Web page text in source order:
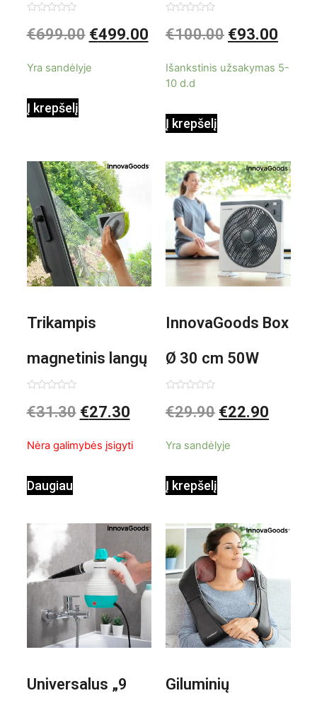
kondicionierius
0
iš
€699.00 €499.00
Yra sandėlyje
Į krepšelį
be ašmenų 3in1
0
iš
€100.00 €93.00
Išankstinis užsakymas 5-
10 d.d
Į krepšelį
Trikampis
magnetinis langų
valiklis Klinmag
0
iš
€31.30 €27.30
Nėra galimybės įsigyti
Daugiau
InnovaGoods Box
Ø 30 cm 50W
Baltai pilkas
0
iš
€29.90 €22.90
Yra sandėlyje
Į krepšelį
Universalus „9
Giluminių